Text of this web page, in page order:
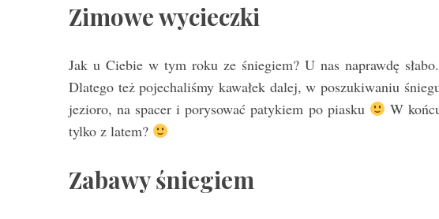
Zimowe wycieczki
Jak u Ciebie w tym roku ze śniegiem? U nas naprawdę
Dlatego też pojechaliśmy kawałek dalej, w poszukiwaniu
jezioro, na spacer i porysować patykiem po piasku
W
tylko z latem?
Zabawy śniegiem